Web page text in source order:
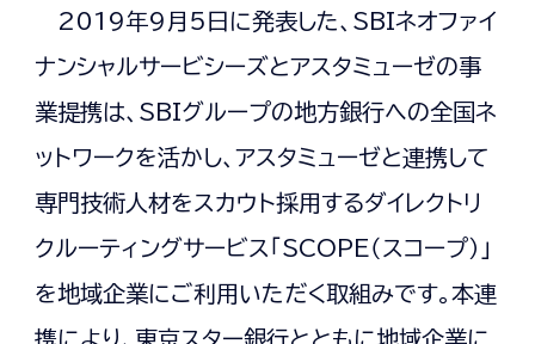
2019年9月5日に発表した、SBIネオファイ
ナンシャルサービシーズとアスタミューゼの事
業提携は、SBIグループの地方銀行への全国ネ
ットワークを活かし、アスタミューゼと連携して
専門技術人材をスカウト採用するダイレクトリ
クルーティングサービス「SCOPE（スコープ）」
を地域企業にご利用いただく取組みです。本連
携により、東京スター銀行とともに地域企業に